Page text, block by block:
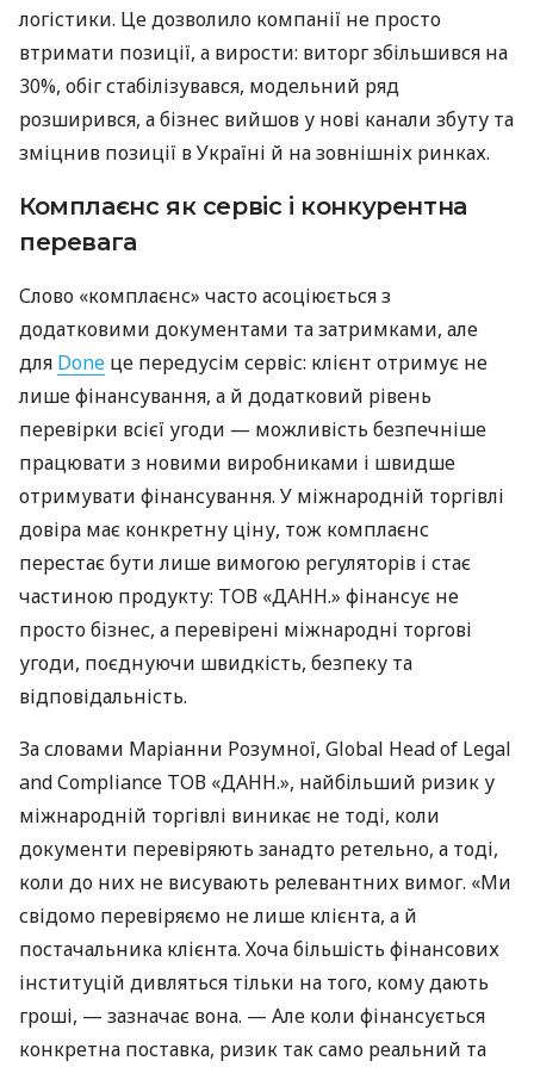
логістики. Це дозволило компанії не просто
втримати позиції, а вирости: виторг збільшився на
30%, обіг стабілізувався, модельний ряд
розширився, а бізнес вийшов у нові канали збуту та
зміцнив позиції в Україні й на зовнішніх ринках.
Комплаєнс як сервіс і конкурентна
перевага
Слово «комплаєнс» часто асоціюється з
додатковими документами та затримками, але
для Done це передусім сервіс: клієнт отримує не
лише фінансування, а й додатковий рівень
перевірки всієї угоди — можливість безпечніше
працювати з новими виробниками і швидше
отримувати фінансування. У міжнародній торгівлі
довіра має конкретну ціну, тож комплаєнс
перестає бути лише вимогою регуляторів і стає
частиною продукту: ТОВ «ДАНН.» фінансує не
просто бізнес, а перевірені міжнародні торгові
угоди, поєднуючи швидкість, безпеку та
відповідальність.
За словами Маріанни Розумної, Global Head of Legal
and Compliance ТОВ «ДАНН.», найбільший ризик у
міжнародній торгівлі виникає не тоді, коли
документи перевіряють занадто ретельно, а тоді,
коли до них не висувають релевантних вимог. «Ми
свідомо перевіряємо не лише клієнта, а й
постачальника клієнта. Хоча більшість фінансових
інституцій дивляться тільки на того, кому дають
гроші, — зазначає вона. — Але коли фінансується
конкретна поставка, ризик так само реальний та